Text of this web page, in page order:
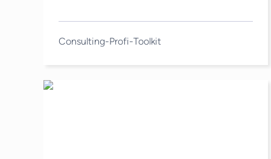
Consulting-Profi-Toolkit